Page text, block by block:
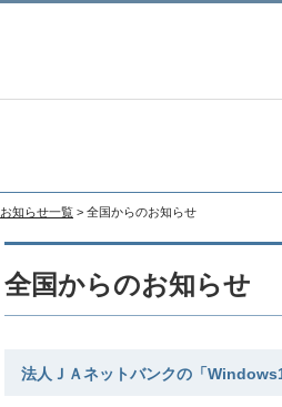
お知らせ一覧 > 全国からのお知らせ
全国からのお知らせ
法人ＪＡネットバンクの「